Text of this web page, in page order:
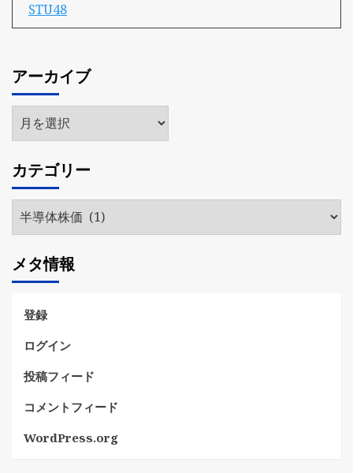
STU48
アーカイブ
ア
ー
イ
ブ
カテゴリー
カ
リ
ー
メタ情報
登録
ログイン
投稿フィード
コメントフィード
WordPress.org